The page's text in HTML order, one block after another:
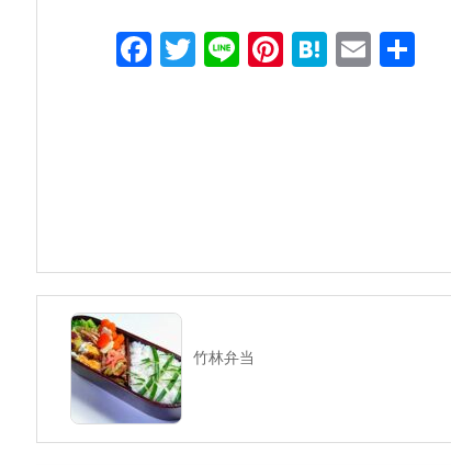
F
k
T
Li Pi H
E
竹林弁当